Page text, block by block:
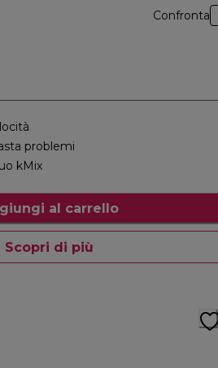
Confronta
problemi
kMix
al carrello
Scopri di più